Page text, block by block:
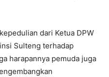
dari Ketua DPW
Sulteng terhadap
harapannya pemuda juga